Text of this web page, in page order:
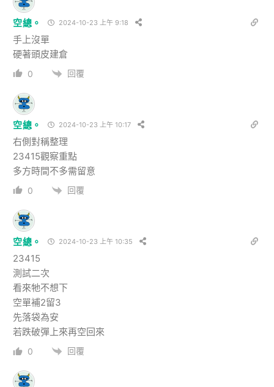
空總。 2024-10-23 上午 9:18
手上沒單
硬著頭皮建倉
0 回覆
空總。 2024-10-23 上午 10:17
右側對稱整理
23415觀察重點
多方時間不多需留意
0 回覆
空總。 2024-10-23 上午 10:35
23415
測試二次
看來牠不想下
空單補2留3
先落袋為安
若跌破彈上來再空回來
0 回覆